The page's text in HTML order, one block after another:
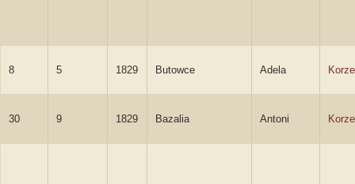
8 5 1829 Butowce Adela
30 9 1829 Bazalia Antoni